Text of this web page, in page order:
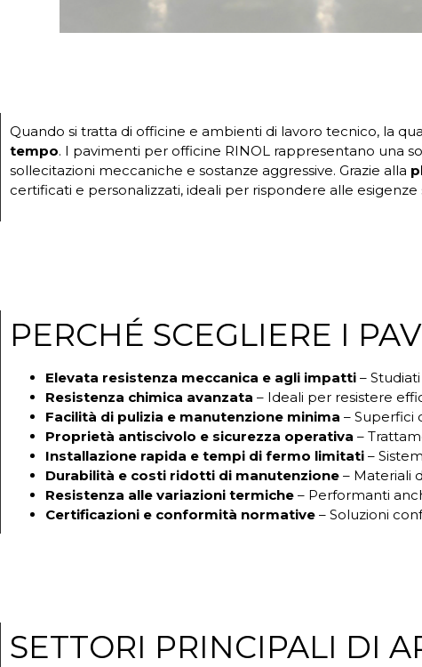
Quando si tratta di officine e ambienti di lavoro tecnico, la
tempo. I pavimenti per officine RINOL rappresentano una
sollecitazioni meccaniche e sostanze aggressive. Grazie alla
certificati e personalizzati, ideali per rispondere alle
PERCHÉ SCEGLIERE I
Elevata resistenza meccanica e agli impatti –
Resistenza chimica avanzata – Ideali per resistere
Facilità di pulizia e manutenzione minima – Superfici
Proprietà antiscivolo e sicurezza operativa –
Installazione rapida e tempi di fermo limitati –
Durabilità e costi ridotti di manutenzione – Materiali
Resistenza alle variazioni termiche – Performanti
Certificazioni e conformità normative – Soluzioni
SETTORI PRINCIPALI DI